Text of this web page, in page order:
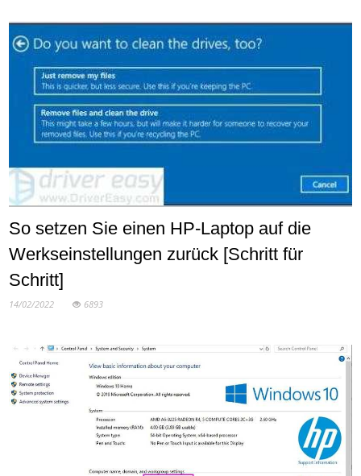
So setzen Sie einen HP-Laptop auf die
Werkseinstellungen zurück [Schritt für
Schritt]
14/02/2022 6893